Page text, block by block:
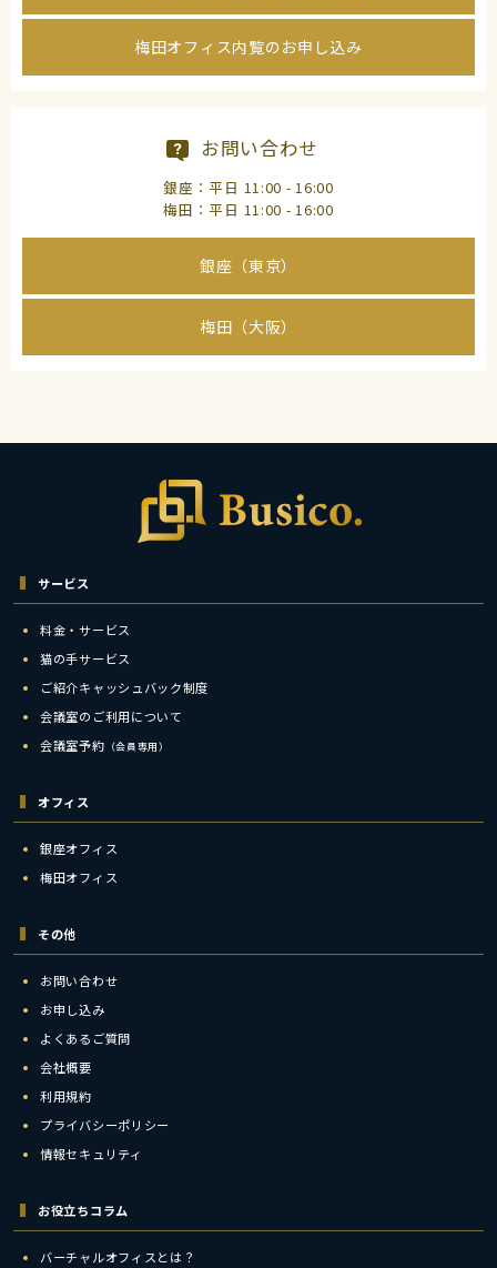
梅田オフィス内覧のお申し込み
お問い合わせ
銀座：平日 11:00 - 16:00
梅田：平日 11:00 - 16:00
銀座（東京）
梅田（大阪）
サービス
料金・サービス
猫の手サービス
ご紹介キャッシュバック制度
会議室のご利用について
会議室予約 （会員専用）
オフィス
銀座オフィス
梅田オフィス
その他
お問い合わせ
お申し込み
よくあるご質問
会社概要
利用規約
プライバシーポリシー
情報セキュリティ
お役立ちコラム
バーチャルオフィスとは？